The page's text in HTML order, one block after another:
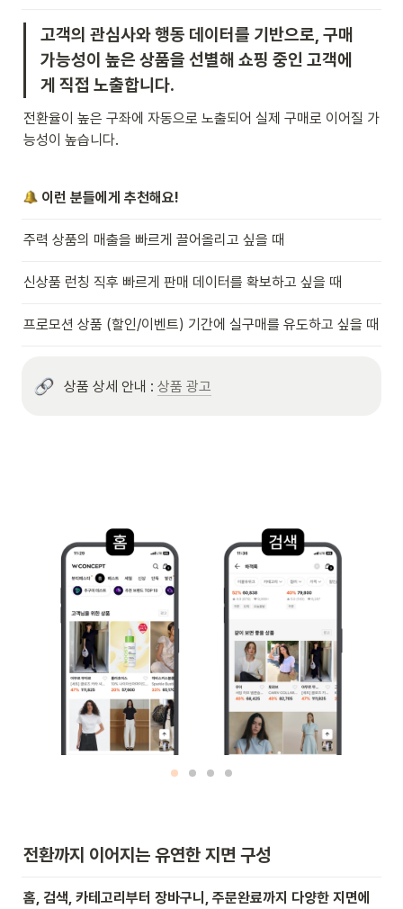
고객의 관심사와 행동 데이터를 기반으로, 구매
가능성이 높은 상품을 선별해 쇼핑 중인 고객에
게 직접 노출합니다.
전환율이 높은 구좌에 자동으로 노출되어 실제 구매로 이어질 가
능성이 높습니다.
이런 분들에게 추천해요!
주력 상품의 매출을 빠르게 끌어올리고 싶을 때
신상품 런칭 직후 빠르게 판매 데이터를 확보하고 싶을 때
프로모션 상품 (할인/이벤트) 기간에 실구매를 유도하고 싶을 때
상품 상세 안내 : 상품 광고
전환까지 이어지는 유연한 지면 구성
홈, 검색, 카테고리부터 장바구니, 주문완료까지 다양한 지면에